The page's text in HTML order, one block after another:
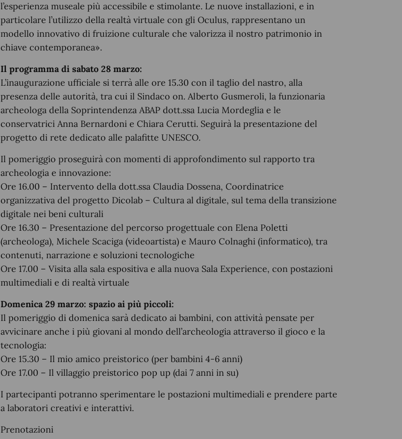
l’esperienza museale più accessibile e stimolante. Le nuove installazioni, e in
particolare l’utilizzo della realtà virtuale con gli Oculus, rappresentano un
modello innovativo di fruizione culturale che valorizza il nostro patrimonio in
chiave contemporanea».
Il programma di sabato 28 marzo:
L’inaugurazione ufficiale si terrà alle ore 15.30 con il taglio del nastro, alla
presenza delle autorità, tra cui il Sindaco on. Alberto Gusmeroli, la funzionaria
archeologa della Soprintendenza ABAP dott.ssa Lucia Mordeglia e le
conservatrici Anna Bernardoni e Chiara Cerutti. Seguirà la presentazione del
progetto di rete dedicato alle palafitte UNESCO.
Il pomeriggio proseguirà con momenti di approfondimento sul rapporto tra
archeologia e innovazione:
Ore 16.00 – Intervento della dott.ssa Claudia Dossena, Coordinatrice
organizzativa del progetto Dicolab – Cultura al digitale, sul tema della transizione
digitale nei beni culturali
Ore 16.30 – Presentazione del percorso progettuale con Elena Poletti
(archeologa), Michele Scaciga (videoartista) e Mauro Colnaghi (informatico), tra
contenuti, narrazione e soluzioni tecnologiche
Ore 17.00 – Visita alla sala espositiva e alla nuova Sala Experience, con postazioni
multimediali e di realtà virtuale
Domenica 29 marzo: spazio ai più piccoli:
Il pomeriggio di domenica sarà dedicato ai bambini, con attività pensate per
avvicinare anche i più giovani al mondo dell’archeologia attraverso il gioco e la
tecnologia:
Ore 15.30 – Il mio amico preistorico (per bambini 4-6 anni)
Ore 17.00 – Il villaggio preistorico pop up (dai 7 anni in su)
I partecipanti potranno sperimentare le postazioni multimediali e prendere parte
a laboratori creativi e interattivi.
Prenotazioni